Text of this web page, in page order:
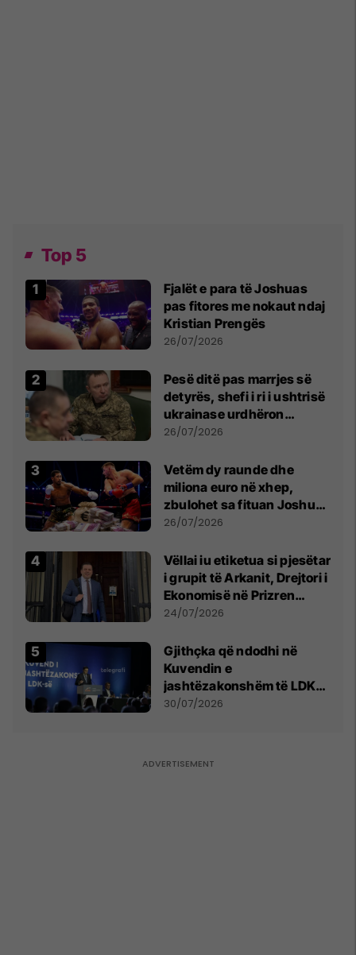
Top 5
Fjalët e para të Joshuas
pas fitores me nokaut ndaj
Kristian Prengës
26/07/2026
Pesë ditë pas marrjes së
detyrës, shefi i ri i ushtrisë
ukrainase urdhëron
kontroll të madh
26/07/2026
Vetëm dy raunde dhe
miliona euro në xhep,
zbulohet sa fituan Joshua
e Prenga
26/07/2026
Vëllai iu etiketua si pjesëtar
i grupit të Arkanit, Drejtori i
Ekonomisë në Prizren
mohon pretendimet
24/07/2026
Gjithçka që ndodhi në
Kuvendin e
jashtëzakonshëm të LDK-
së
30/07/2026